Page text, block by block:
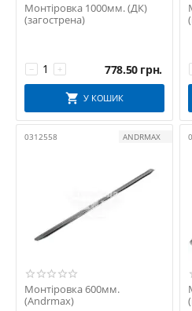
Монтіровка 1000мм. (ДК)
(загострена)
+
− 778.50 грн.
У КОШИК
0312558 ANDRMAX
Монтіровка 600мм.
(Andrmax)